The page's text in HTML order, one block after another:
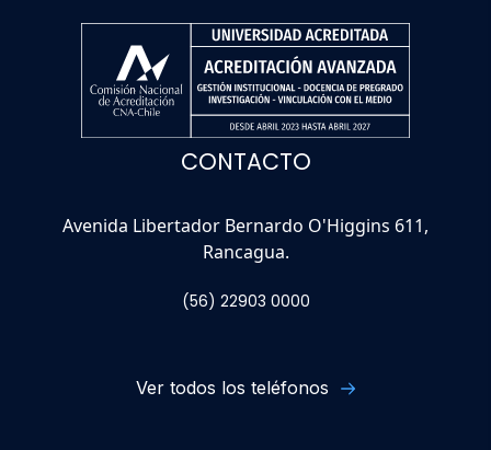
CONTACTO
Avenida Libertador Bernardo O'Higgins 611,
Rancagua.
(56) 22903 0000
Ver todos los teléfonos